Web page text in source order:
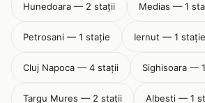
Hunedoara — 2 stații Medias — 1
Petrosani — 1 stație Iernut — 1 stație
Cluj Napoca — 4 stații Sighisoara —
Targu Mures — 2 stații Albesti — 1